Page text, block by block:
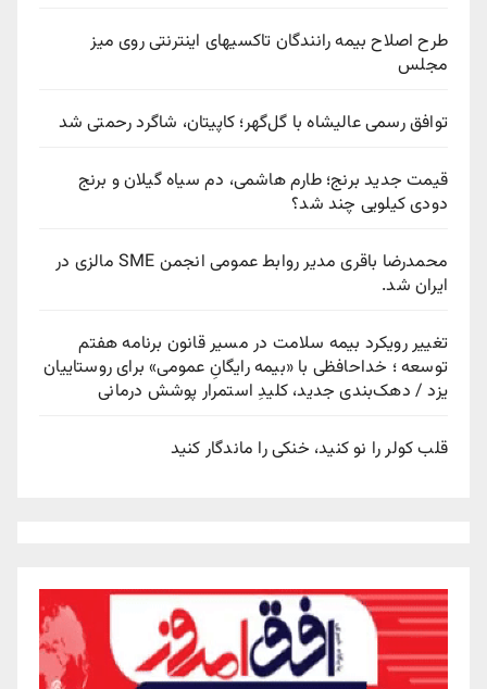
طرح اصلاح بیمه رانندگان تاکسیهای اینترنتی روی میز
مجلس
توافق رسمی عالیشاه با گل‌گهر؛ کاپیتان، شاگرد رحمتی شد
قیمت جدید برنج؛ طارم هاشمی، دم سیاه گیلان و برنج
دودی کیلویی چند شد؟
محمدرضا باقری مدیر روابط عمومی انجمن SME مالزی در
ایران شد.
تغییر رویکرد بیمه سلامت در مسیر قانون برنامه هفتم
توسعه ؛ خداحافظی با «بیمه رایگانِ عمومی» برای روستاییان
یزد / دهک‌بندی جدید، کلیدِ استمرار پوشش درمانی
قلب کولر را نو کنید، خنکی را ماندگار کنید